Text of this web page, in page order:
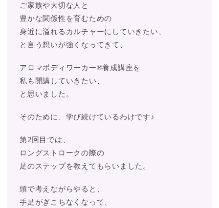
ご家族や大切な人と
豊かな関係性を育むための
身近に溢れるカルチャーにしていきたい、
と言う想いが強くなってきて、
アロマボディワーカー®養成講座を
私も開講していきたい、
と思いました。
そのために、学び続けているわけです♪
第2回目では、
ロングストロークの際の
足のステップを教えてもらいました。
頭で考えながらやると、
手足がぎこちなくなって、